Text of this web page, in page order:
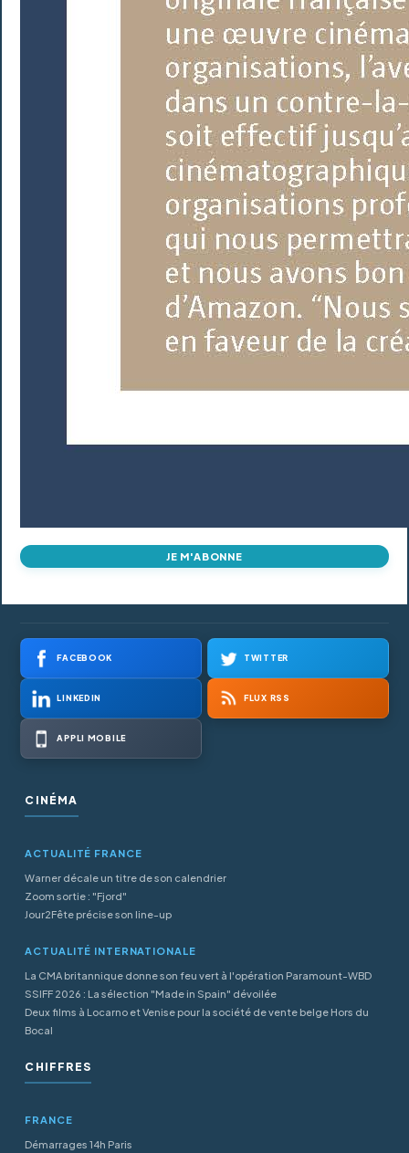
JE M'ABONNE
FACEBOOK TWITTER
LINKEDIN FLUX RSS
APPLI MOBILE
CINÉMA
ACTUALITÉ FRANCE
Warner décale un titre de son calendrier
Zoom sortie : "Fjord"
Jour2Fête précise son line-up
ACTUALITÉ INTERNATIONALE
La CMA britannique donne son feu vert à l'opération Paramount-WBD
SSIFF 2026 : La sélection "Made in Spain" dévoilée
Deux films à Locarno et Venise pour la société de vente belge Hors du
Bocal
CHIFFRES
FRANCE
Démarrages 14h Paris